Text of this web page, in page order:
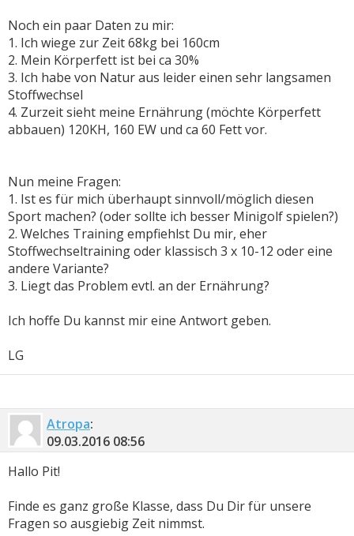
Noch ein paar Daten zu mir:
1. Ich wiege zur Zeit 68kg bei 160cm
2. Mein Körperfett ist bei ca 30%
3. Ich habe von Natur aus leider einen sehr langsamen
Stoffwechsel
4. Zurzeit sieht meine Ernährung (möchte Körperfett
abbauen) 120KH, 160 EW und ca 60 Fett vor.
Nun meine Fragen:
1. Ist es für mich überhaupt sinnvoll/möglich diesen
Sport machen? (oder sollte ich besser Minigolf spielen?)
2. Welches Training empfiehlst Du mir, eher
Stoffwechseltraining oder klassisch 3 x 10-12 oder eine
andere Variante?
3. Liegt das Problem evtl. an der Ernährung?
Ich hoffe Du kannst mir eine Antwort geben.
LG
Atropa:
09.03.2016 08:56
Hallo Pit!
Finde es ganz große Klasse, dass Du Dir für unsere
Fragen so ausgiebig Zeit nimmst.